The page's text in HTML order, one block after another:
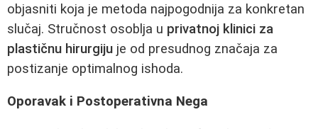
objasniti koja je metoda najpogodnija za konkretan
slučaj. Stručnost osoblja u privatnoj klinici za
plastičnu hirurgiju je od presudnog značaja za
postizanje optimalnog ishoda.
Oporavak i Postoperativna Nega